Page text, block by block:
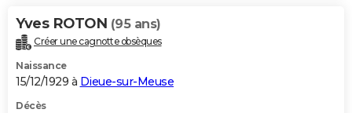
Yves ROTON (95 ans)
Créer une cagnotte obsèques
Naissance
15/12/1929 à Dieue-sur-Meuse
Décès